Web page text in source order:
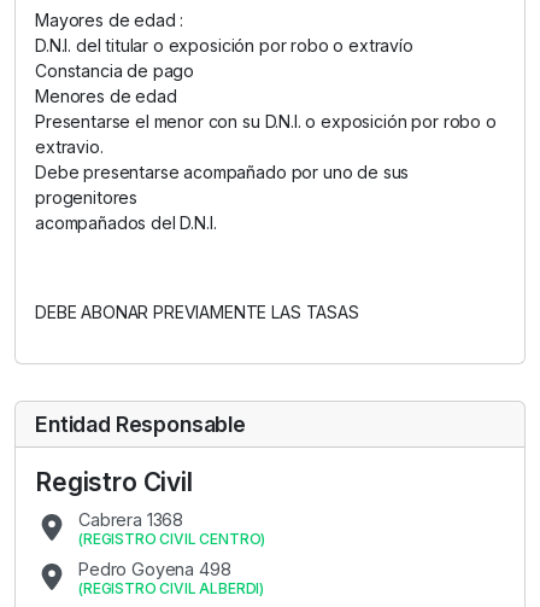
Mayores de edad :
D.N.I. del titular o exposición por robo o extravío
Constancia de pago
Menores de edad
Presentarse el menor con su D.N.I. o exposición por robo o
extravio.
Debe presentarse acompañado por uno de sus
progenitores
acompañados del D.N.I.
DEBE ABONAR PREVIAMENTE LAS TASAS
Entidad Responsable
Registro Civil
Cabrera 1368
(REGISTRO CIVIL CENTRO)
Pedro Goyena 498
(REGISTRO CIVIL ALBERDI)